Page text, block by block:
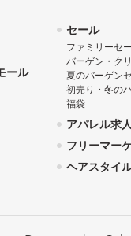
ール
セール
ファミリーセ
バーゲン・ク
夏のバーゲン
初売り・冬の
福袋
アパレル求
フリーマー
ヘアスタイ